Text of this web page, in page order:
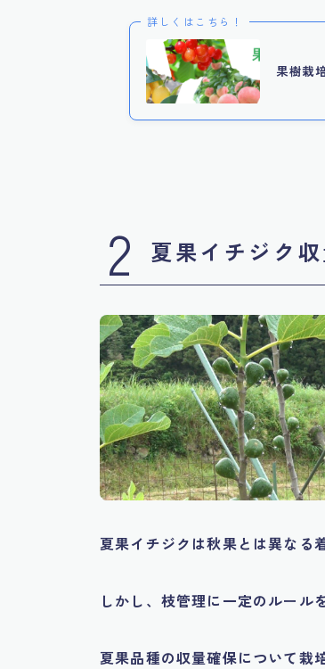
詳しくはこちら！
果樹栽
2 夏果イチジク
夏果イチジクは秋果とは異なる
しかし、枝管理に一定のルール
夏果品種の収量確保について栽